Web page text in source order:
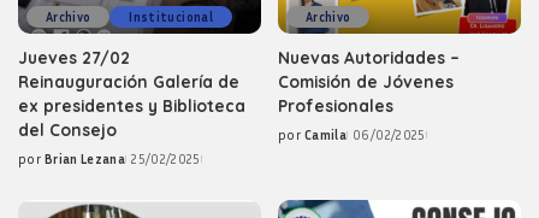
Archivo Institucional
Jueves 27/02
Reinauguración Galería de
ex presidentes y Biblioteca
del Consejo
Posted
por Brian Lezana 25/02/2025
Archivo
Nuevas Autoridades –
Comisión de Jóvenes
Profesionales
Posted
por Camila 06/02/2025